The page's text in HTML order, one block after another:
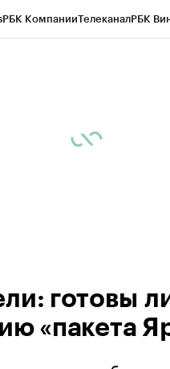
РБК КомпанииТелеканалРБК
готовы
«пакета